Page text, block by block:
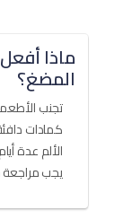
ماذا
المضغ؟
تجنب
كمادات
الألم عدة
يجب مراجعة